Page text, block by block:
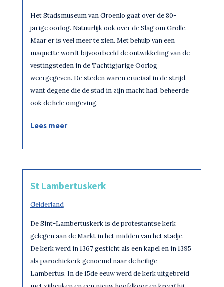
Het Stadsmuseum van Groenlo gaat over de 80-
jarige oorlog. Natuurlijk ook over de Slag om Grolle.
Maar er is veel meer te zien. Met behulp van een
maquette wordt bijvoorbeeld de ontwikkeling van de
vestingsteden in de Tachtigjarige Oorlog
weergegeven. De steden waren cruciaal in de strijd,
want degene die de stad in zijn macht had, beheerde
ook de hele omgeving.
Lees meer
St Lambertuskerk
Gelderland
De Sint-Lambertuskerk is de protestantse kerk
gelegen aan de Markt in het midden van het stadje.
De kerk werd in 1367 gesticht als een kapel en in 1395
als parochiekerk genoemd naar de heilige
Lambertus. In de 15de eeuw werd de kerk uitgebreid